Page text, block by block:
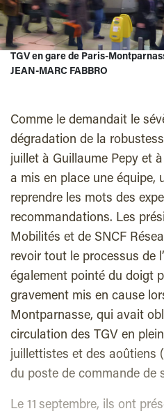
TGV en gare de Paris-
JEAN-MARC FABBRO
Comme le demandait le
dégradation de la
juillet à Guillaume Pepy et
a mis en place une équipe,
reprendre les mots des
recommandations. Les
Mobilités et de SNCF
revoir tout le processus de
également pointé du doigt
gravement mis en cause
Montparnasse, qui avait
circulation des TGV en
juillettistes et des aoûtiens
du poste de commande de
Le 11 septembre, ils ont